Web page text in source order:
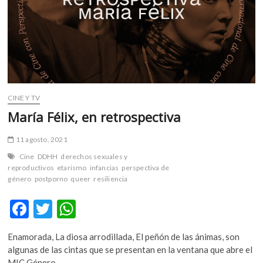
cerca
millones
niños
CINE Y TV
María Félix, en retrospectiva
11 agosto, 2021
Cine DDHH derechos sexuales y
reproductivos etarismo infancias perspectiva de
género postporno queer resiliencia
F
ac
e
T
w
itt at
Enamorada, La diosa arrodillada, El peñón de las ánimas, son
algunas de las cintas que se presentan en la ventana que abre el